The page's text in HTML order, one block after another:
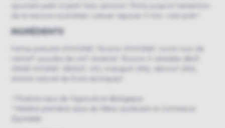
ajoutant petit à petit l’eau (environ 75ml) jusqu’à l’obtention
de la texture souhaitée. Laisser reposer 5 min, c'est prêt !
INGRÉDIENTS
Farine précuite d'AVOINE*, flocons d'AVOINE*, sucre roux de
canne*°, poudre de LAIT écrémé*, flocons 5 céréales (BLÉ*,
ORGE*,AVOINE*, SEIGLE*, riz*), mangue* (4%), abricot* (4%),
arôme naturel de fruits exotiques*.
* Produits issus de l’Agriculture Biologique.
° Matière première issue de filière soutenant le Commerce
Équitable.